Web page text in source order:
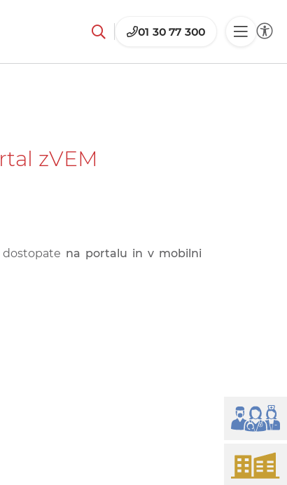
01 30 77 300
zVEM
na portalu in v mobilni